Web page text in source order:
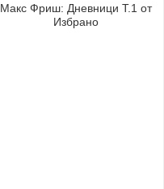
Макс Фриш: Дневници Т.1 от
Избрано